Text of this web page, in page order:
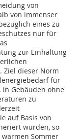
von
von immenser
eines zu
nur für
zur Einhaltung
Ziel dieser Norm
für
in Gebäuden ohne
zu
auf Basis von
wurden, so
Sommer